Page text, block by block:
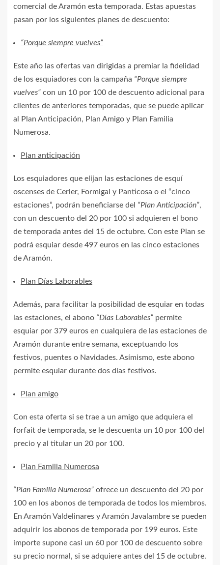
comercial de Aramón esta temporada. Estas apuestas
pasan por los siguientes planes de descuento:
“Porque siempre vuelves”
Este año las ofertas van dirigidas a premiar la fidelidad
de los esquiadores con la campaña “Porque siempre
vuelves” con un 10 por 100 de descuento adicional para
clientes de anteriores temporadas, que se puede aplicar
al Plan Anticipación, Plan Amigo y Plan Familia
Numerosa.
Plan anticipación
Los esquiadores que elijan las estaciones de esquí
oscenses de Cerler, Formigal y Panticosa o el “cinco
estaciones”, podrán beneficiarse del “Plan Anticipación”,
con un descuento del 20 por 100 si adquieren el bono
de temporada antes del 15 de octubre. Con este Plan se
podrá esquiar desde 497 euros en las cinco estaciones
de Aramón.
Plan Días Laborables
Además, para facilitar la posibilidad de esquiar en todas
las estaciones, el abono “Días Laborables” permite
esquiar por 379 euros en cualquiera de las estaciones de
Aramón durante entre semana, exceptuando los
festivos, puentes o Navidades. Asímismo, este abono
permite esquiar durante dos días festivos.
Plan amigo
Con esta oferta si se trae a un amigo que adquiera el
forfait de temporada, se le descuenta un 10 por 100 del
precio y al titular un 20 por 100.
Plan Familia Numerosa
“Plan Familia Numerosa” ofrece un descuento del 20 por
100 en los abonos de temporada de todos los miembros.
En Aramón Valdelinares y Aramón Javalambre se pueden
adquirir los abonos de temporada por 199 euros. Este
importe supone casi un 60 por 100 de descuento sobre
su precio normal, si se adquiere antes del 15 de octubre.